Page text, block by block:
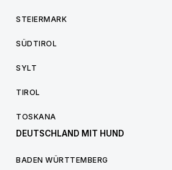
STEIERMARK
SÜDTIROL
SYLT
TIROL
TOSKANA
DEUTSCHLAND MIT HUND
BADEN WÜRTTEMBERG